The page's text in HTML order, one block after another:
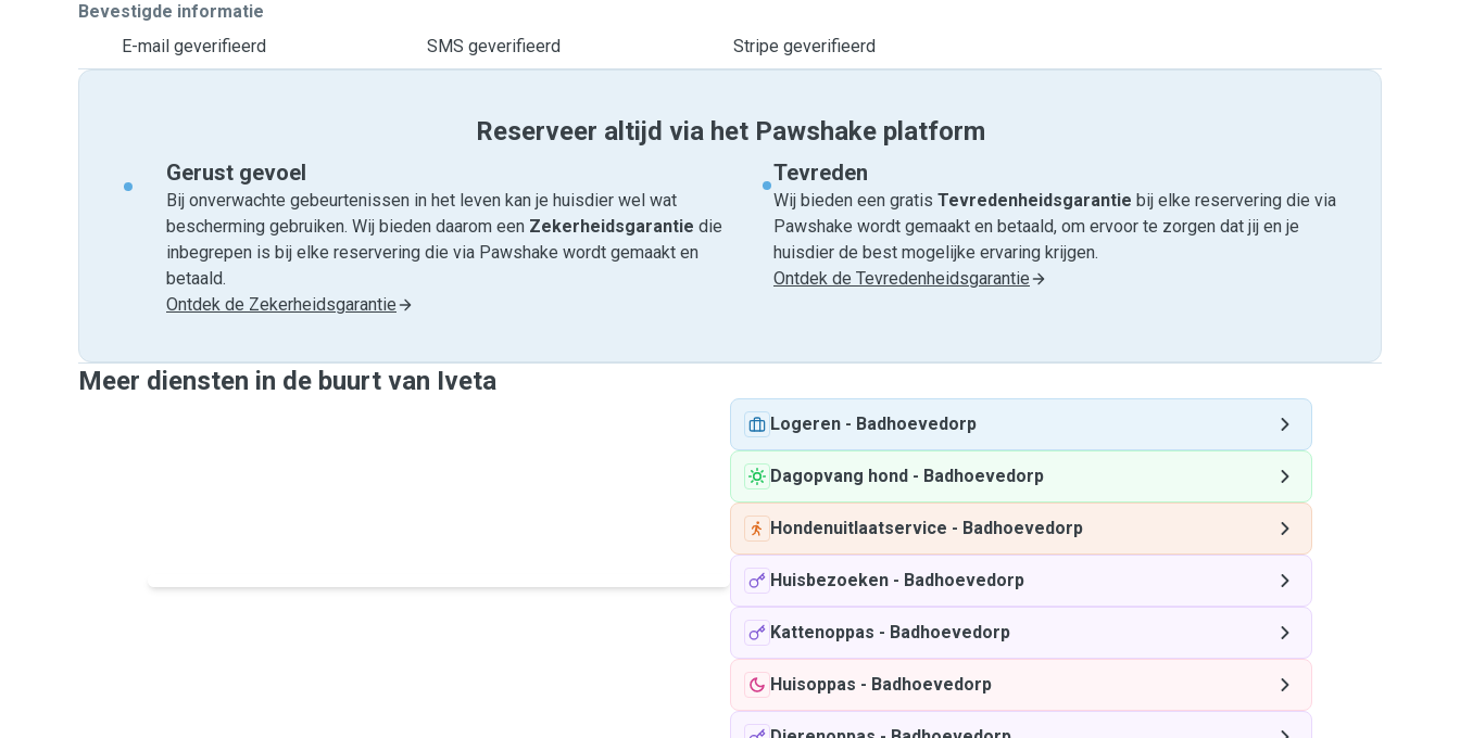
Bevestigde informatie
E-mail geverifieerd
SMS geverifieerd Stripe geverifieerd
Reserveer altijd via het Pawshake platform
Gerust gevoel
Bij onverwachte gebeurtenissen in het leven kan je huisdier wel wat
bescherming gebruiken. Wij bieden daarom een Zekerheidsgarantie die
inbegrepen is bij elke reservering die via Pawshake wordt gemaakt en
betaald.
Ontdek de Zekerheidsgarantie
Tevreden
Wij bieden een gratis Tevredenheids­garantie bij elke reservering die via
Pawshake wordt gemaakt en betaald, om ervoor te zorgen dat jij en je
huisdier de best mogelijke ervaring krijgen.
Ontdek de Tevredenheidsgarantie
Meer diensten in de buurt van Iveta
Logeren - Badhoevedorp
Dagopvang hond - Badhoevedorp
Hondenuitlaatservice - Badhoevedorp
Huisbezoeken - Badhoevedorp
Kattenoppas - Badhoevedorp
Huisoppas - Badhoevedorp